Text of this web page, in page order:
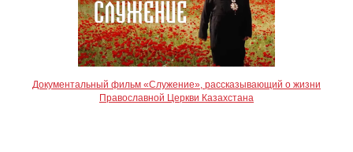
Документальный фильм «Служение», рассказывающий о жизни
Православной Церкви Казахстана